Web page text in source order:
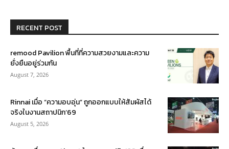
RECENT POST
remood Pavilion พื้นที่ที่ความสวยงามและความ
ยั่งยืนอยู่ร่วมกัน
August 7, 2026
Rinnai เมื่อ “ความอบอุ่น” ถูกออกแบบให้สัมผัสได้
จริงในงานสถาปนิก’69
August 5, 2026